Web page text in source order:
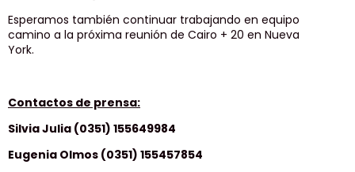
Esperamos también continuar trabajando en equipo
camino a la próxima reunión de Cairo + 20 en Nueva
York.
Contactos de prensa:
Silvia Julia (0351) 155649984
Eugenia Olmos (0351) 155457854